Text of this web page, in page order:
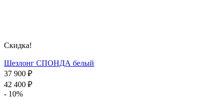
Скидка!
Шезлонг СПОНДА белый
37 900 ₽
42 400 ₽
- 10%